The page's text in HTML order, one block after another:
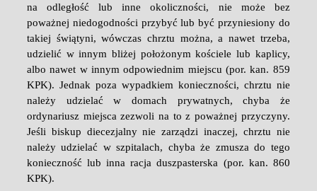
na odległość lub inne okoliczności, nie może bez
poważnej niedogodności przybyć lub być przyniesiony do
takiej świątyni, wówczas chrztu można, a nawet trzeba,
udzielić w innym bliżej położonym kościele lub kaplicy,
albo nawet w innym odpowiednim miejscu (por. kan. 859
KPK). Jednak poza wypadkiem konieczności, chrztu nie
należy udzielać w domach prywatnych, chyba że
ordynariusz miejsca zezwoli na to z poważnej przyczyny.
Jeśli biskup diecezjalny nie zarządzi inaczej, chrztu nie
należy udzielać w szpitalach, chyba że zmusza do tego
konieczność lub inna racja duszpasterska (por. kan. 860
KPK).